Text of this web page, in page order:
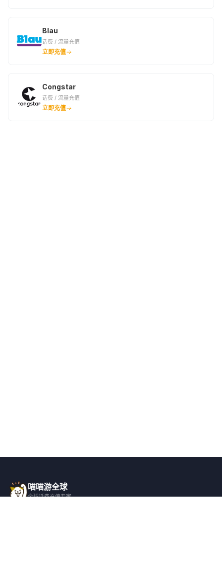
Blau
话费 / 流量充值
立即充值
Congstar
话费 / 流量充值
立即充值
喵喵游全球
全球话费充值专家